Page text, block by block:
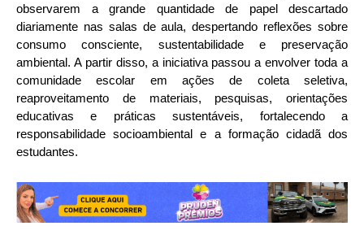
observarem a grande quantidade de papel descartado
diariamente nas salas de aula, despertando reflexões sobre
consumo consciente, sustentabilidade e preservação
ambiental. A partir disso, a iniciativa passou a envolver toda a
comunidade escolar em ações de coleta seletiva,
reaproveitamento de materiais, pesquisas, orientações
educativas e práticas sustentáveis, fortalecendo a
responsabilidade socioambiental e a formação cidadã dos
estudantes.